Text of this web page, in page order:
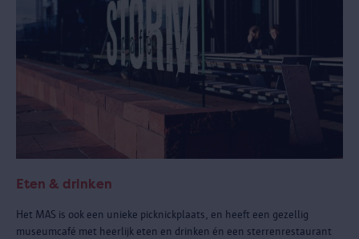
Eten & drinken
Het MAS is ook een unieke picknickplaats, en heeft een gezellig
museumcafé met heerlijk eten en drinken én een sterrenrestaurant